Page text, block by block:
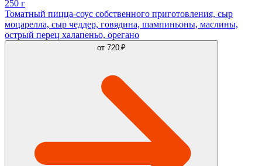
250 г
Томатный пицца-соус собственного приготовления, сыр
моцарелла, сыр чеддер, говядина, шампиньоны, маслины,
острый перец халапеньо, орегано
от 720 ₽